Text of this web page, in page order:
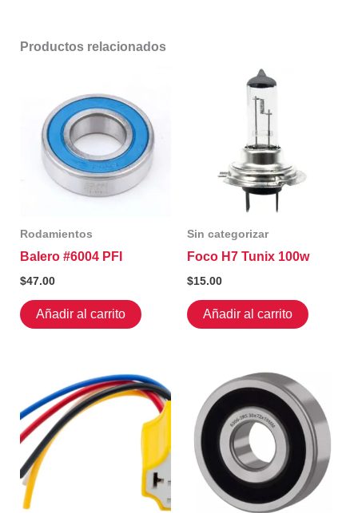
Productos relacionados
Rodamientos
Balero #6004 PFI
$47.00
Añadir al carrito
Sin categorizar
Foco H7 Tunix 100w
$15.00
Añadir al carrito